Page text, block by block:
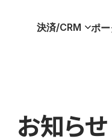
決済/CRM ポ
お知らせ